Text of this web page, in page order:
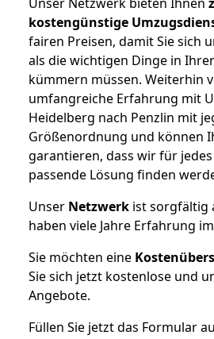
kostengünstige
fairen Preisen, damit Sie sich
als die wichtigen Dinge in
kümmern müssen. Weiterhin
umfangreiche Erfahrung mit
Heidelberg nach Penzlin mit
Größenordnung und können
garantieren, dass wir für
passende Lösung finden
Unser Netzwerk ist sorgfältig
haben viele Jahre Erfahrung
Sie möchten eine
Sie sich jetzt kostenlose und
Angebote.
Füllen Sie jetzt das Formular